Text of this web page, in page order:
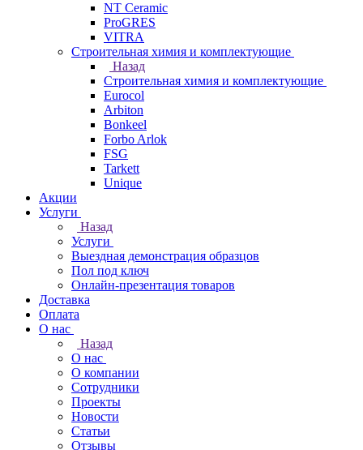
NT Ceramic
ProGRES
VITRA
Строительная химия и комплектующие
Назад
Строительная химия и комплектующие
Eurocol
Arbiton
Bonkeel
Forbo Arlok
FSG
Tarkett
Unique
Акции
Услуги
Назад
Услуги
Выездная демонстрация образцов
Пол под ключ
Онлайн-презентация товаров
Доставка
Оплата
О нас
Назад
О нас
О компании
Сотрудники
Проекты
Новости
Статьи
Отзывы